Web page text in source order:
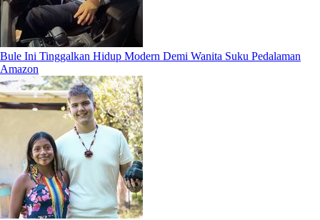
Bule Ini Tinggalkan Hidup Modern Demi Wanita Suku Pedalaman
Amazon